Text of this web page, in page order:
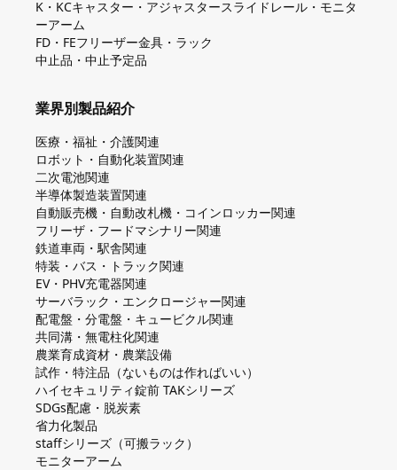
K・KCキャスター・アジャスタースライドレール・モニタ
ーアーム
FD・FEフリーザー金具・ラック
中止品・中止予定品
業界別製品紹介
医療・福祉・介護関連
ロボット・自動化装置関連
二次電池関連
半導体製造装置関連
自動販売機・自動改札機・コインロッカー関連
フリーザ・フードマシナリー関連
鉄道車両・駅舎関連
特装・バス・トラック関連
EV・PHV充電器関連
サーバラック・エンクロージャー関連
配電盤・分電盤・キュービクル関連
共同溝・無電柱化関連
農業育成資材・農業設備
試作・特注品（ないものは作ればいい）
ハイセキュリティ錠前 TAKシリーズ
SDGs配慮・脱炭素
省力化製品
staffシリーズ（可搬ラック）
モニターアーム